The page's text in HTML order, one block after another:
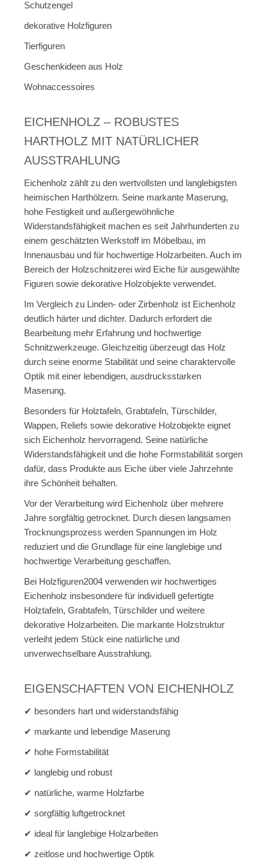
Schutzengel
dekorative Holzfiguren
Tierfiguren
Geschenkideen aus Holz
Wohnaccessoires
EICHENHOLZ – ROBUSTES
HARTHOLZ MIT NATÜRLICHER
AUSSTRAHLUNG
Eichenholz zählt zu den wertvollsten und langlebigsten
heimischen Harthölzern. Seine markante Maserung,
hohe Festigkeit und außergewöhnliche
Widerstandsfähigkeit machen es seit Jahrhunderten zu
einem geschätzten Werkstoff im Möbelbau, im
Innenausbau und für hochwertige Holzarbeiten. Auch im
Bereich der Holzschnitzerei wird Eiche für ausgewählte
Figuren sowie dekorative Holzobjekte verwendet.
Im Vergleich zu Linden- oder Zirbenholz ist Eichenholz
deutlich härter und dichter. Dadurch erfordert die
Bearbeitung mehr Erfahrung und hochwertige
Schnitzwerkzeuge. Gleichzeitig überzeugt das Holz
durch seine enorme Stabilität und seine charaktervolle
Optik mit einer lebendigen, ausdrucksstarken
Maserung.
Besonders für Holztafeln, Grabtafeln, Türschilder,
Wappen, Reliefs sowie dekorative Holzobjekte eignet
sich Eichenholz hervorragend. Seine natürliche
Widerstandsfähigkeit und die hohe Formstabilität sorgen
dafür, dass Produkte aus Eiche über viele Jahrzehnte
ihre Schönheit behalten.
Vor der Verarbeitung wird Eichenholz über mehrere
Jahre sorgfältig getrocknet. Durch diesen langsamen
Trocknungsprozess werden Spannungen im Holz
reduziert und die Grundlage für eine langlebige und
hochwertige Verarbeitung geschaffen.
Bei Holzfiguren2004 verwenden wir hochwertiges
Eichenholz insbesondere für individuell gefertigte
Holztafeln, Grabtafeln, Türschilder und weitere
dekorative Holzarbeiten. Die markante Holzstruktur
verleiht jedem Stück eine natürliche und
unverwechselbare Ausstrahlung.
EIGENSCHAFTEN VON EICHENHOLZ
✔ besonders hart und widerstandsfähig
✔ markante und lebendige Maserung
✔ hohe Formstabilität
✔ langlebig und robust
✔ natürliche, warme Holzfarbe
✔ sorgfältig luftgetrocknet
✔ ideal für langlebige Holzarbeiten
✔ zeitlose und hochwertige Optik